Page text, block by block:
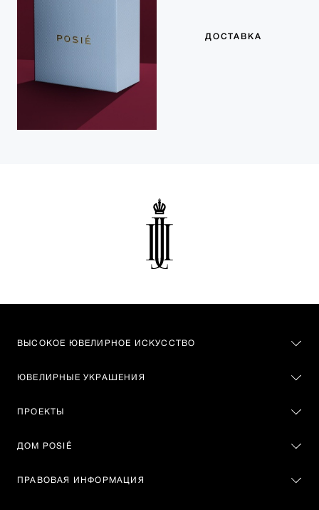
ДОСТАВКА
ВЫСОКОЕ ЮВЕЛИРНОЕ ИСКУССТВО
ЮВЕЛИРНЫЕ УКРАШЕНИЯ
ПРОЕКТЫ
ДОМ POSIÉ
ПРАВОВАЯ ИНФОРМАЦИЯ